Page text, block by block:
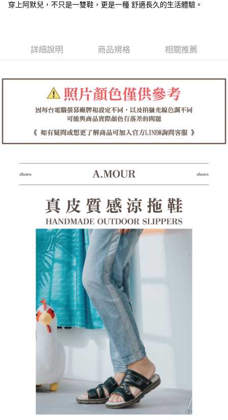
【關於「AFTEE先享後付」】
２．便利：只要手機號碼，簡訊認證，即可結帳。
３．安心：先確認商品／服務後，再付款。
１．於結帳方式選擇「AFTEE先享後付」後，將跳轉至「AFTEE先享後付」
結帳頁面，進行簡訊認證並確認金額後，即可完成結帳。
２．訂單成立數日內，您將收到繳費通知簡訊。
３．收到繳費通知簡訊後14天內，點擊此簡訊中的連結，可透過四大超商／
ATM／網路銀行／等多元方式進行付款，方視為交易完成。
購買商品的店家。未經商家同意取消之訂單仍視為有效，需透過AFTEE先享
後付繳納相關費用。
是否繳費成功／繳費後需取消欲退款等相關疑問，請聯繫「AFTEE先享後付
客戶支援中心」
https://netprotections.freshdesk.com/support/home
１．透過由恩沛科技股份有限公司提供之「AFTEE先享後付」服務完成之交
易，需依本服務之必要範圍內提供個人資料，並將交易相關給付款項請求債
權轉讓予恩沛科技股份有限公司。
２．關於個人資料處理事宜，請瀏覽以下網址：
https://aftee.tw/terms/#terms3
３．未成年的使用者請事先徵得法定代理人或監護人之同意方可使用
「AFTEE先享後付」，若未經同意申辦者引起之損失，本公司不負相關責
４．使用「AFTEE先享後付」時，將依據個別帳號之用戶狀況，依本公司即
時審查核予不同之上限額度；若仍有額度不足之情形，本公司將視審查結果
請求用戶進行身份認證。
５．嚴禁一人註冊多個帳號或使用他人資訊註冊。若發現惡意使用之情形，
恩沛科技股份有限公司將有權停止該用戶之使用額度並採取法律行動。
付款後全家取貨
每筆NT$60，滿NT$1,380(含以上)免運費
每筆NT$60，滿NT$1,380(含以上)免運費
每筆NT$60，滿NT$1,380(含以上)免運費
郵局
每筆NT$100，滿NT$1,380(含以上)免運費
郵局(離島專用)
每筆NT$125，滿NT$1,380(含以上)免運費
海外宅配（貨到付運費）
穿上阿默兒，不只是一雙鞋，更是一種 舒適長久的生活體驗。
詳細說明 商品規格 相關推薦